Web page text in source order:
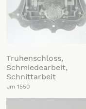
Truhenschloss,
Schmiedearbeit,
Schnittarbeit
um 1550